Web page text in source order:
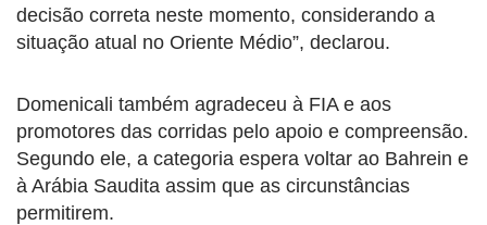
decisão correta neste momento, considerando a
situação atual no Oriente Médio”, declarou.
Domenicali também agradeceu à FIA e aos
promotores das corridas pelo apoio e compreensão.
Segundo ele, a categoria espera voltar ao Bahrein e
à Arábia Saudita assim que as circunstâncias
permitirem.